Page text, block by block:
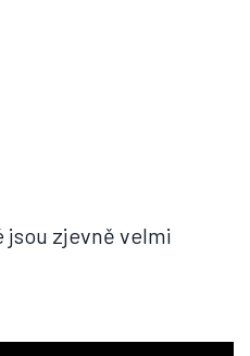
jsou zjevně velmi